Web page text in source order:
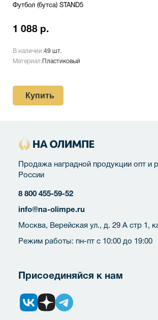
Футбол (бутса) STAND5
1 088 р.
В наличии:49 шт.
Материал: Пластиковый
Купить
Продажа наградной продукции опт и
России
8 800 455-59-52
info@na-olimpe.ru
Москва, Верейская ул., д. 29 А стр 1,
Режим работы: пн-пт с 10:00 до 19:00
Присоединяйся к нам